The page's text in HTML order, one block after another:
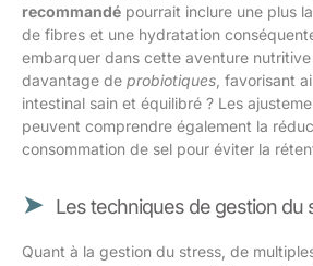
recommandé pourrait inclure une plus
de fibres et une hydratation
embarquer dans cette aventure
davantage de probiotiques , favorisant
intestinal sain et équilibré ? Les
peuvent comprendre également la
consommation de sel pour éviter la
Les techniques de gestion du
Quant à la gestion du stress, de